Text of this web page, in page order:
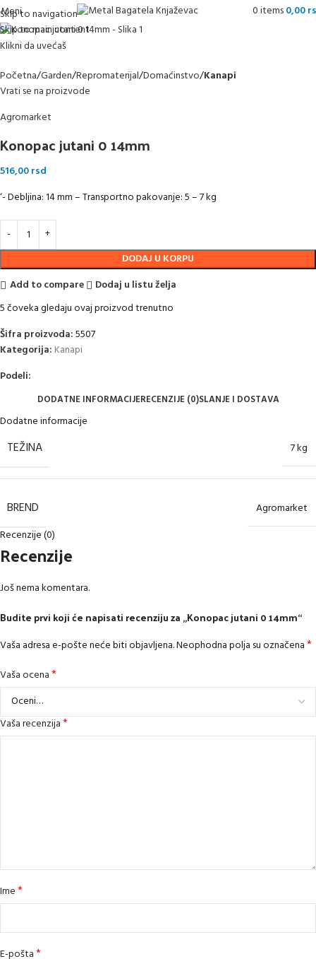
Skip to navigation
Skip to main content
Meni 0items0,00
Klikni da uvećaš
Početna Garden Repromaterijal Domaćinstvo Kanapi
Vrati se na proizvode
Agromarket
Konopac jutani 0 14mm
516,00rsd
‘- Debljina: 14 mm – Transportno pakovanje: 5 – 7 kg
DODAJ U KORPU
Add to compare
Dodaj u listu želja
5čoveka gledaju ovaj proizvod trenutno
Šifra proizvoda:5507
Kategorija: Kanapi
Podeli:
DODATNE INFORMACIJERECENZIJE (0)SLANJE I DOSTAVA
Dodatne informacije
TEŽINA 7 kg
BREND
Agromarket
Recenzije (0)
Recenzije
Još nema komentara.
Budite prvi koji će napisati recenziju za „Konopac jutani 0 14mm“
Vaša adresa e-pošte neće biti objavljena.Neophodna polja su označena*
Vaša ocena*
Vaša recenzija*
Ime*
E-pošta*